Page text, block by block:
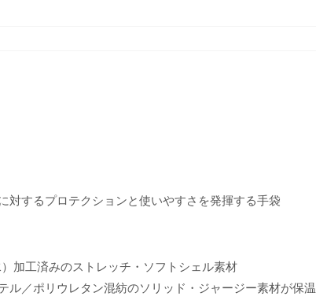
対するプロテクションと使いやすさを発揮する手袋
加工済みのストレッチ・ソフトシェル素材
ル／ポリウレタン混紡のソリッド・ジャージー素材が保温